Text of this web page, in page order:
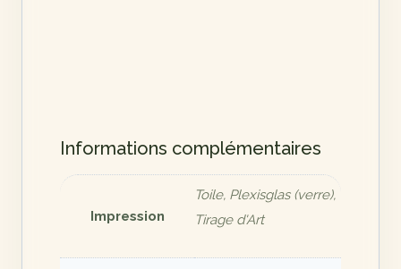
Informations complémentaires
Impression
Toile, Plexisglas (verre),
Tirage d'Art